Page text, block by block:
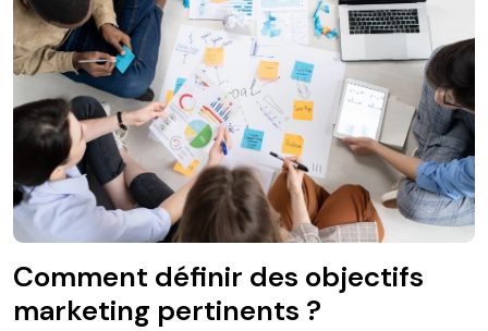
Comment définir des objectifs
marketing pertinents ?